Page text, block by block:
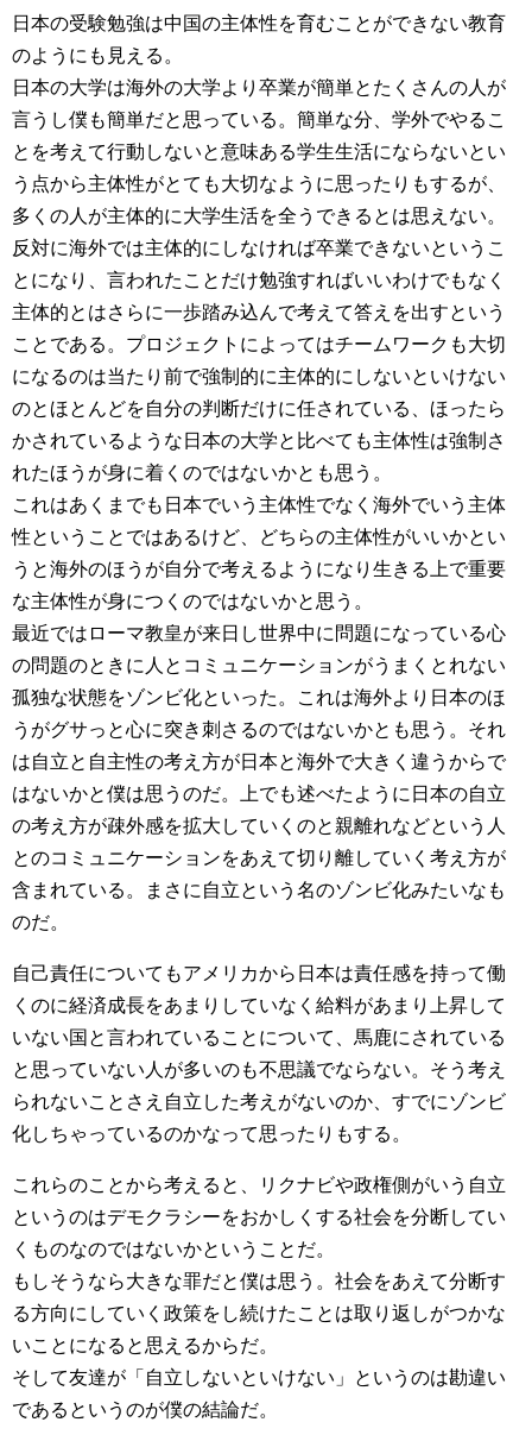
日本の受験勉強は中国の主体性を育むことができない教育
のようにも見える。
日本の大学は海外の大学より卒業が簡単とたくさんの人が
言うし僕も簡単だと思っている。簡単な分、学外でやるこ
とを考えて行動しないと意味ある学生生活にならないとい
う点から主体性がとても大切なように思ったりもするが、
多くの人が主体的に大学生活を全うできるとは思えない。
反対に海外では主体的にしなければ卒業できないというこ
とになり、言われたことだけ勉強すればいいわけでもなく
主体的とはさらに一歩踏み込んで考えて答えを出すという
ことである。プロジェクトによってはチームワークも大切
になるのは当たり前で強制的に主体的にしないといけない
のとほとんどを自分の判断だけに任されている、ほったら
かされているような日本の大学と比べても主体性は強制さ
れたほうが身に着くのではないかとも思う。
これはあくまでも日本でいう主体性でなく海外でいう主体
性ということではあるけど、どちらの主体性がいいかとい
うと海外のほうが自分で考えるようになり生きる上で重要
な主体性が身につくのではないかと思う。
最近ではローマ教皇が来日し世界中に問題になっている心
の問題のときに人とコミュニケーションがうまくとれない
孤独な状態をゾンビ化といった。これは海外より日本のほ
うがグサっと心に突き刺さるのではないかとも思う。それ
は自立と自主性の考え方が日本と海外で大きく違うからで
はないかと僕は思うのだ。上でも述べたように日本の自立
の考え方が疎外感を拡大していくのと親離れなどという人
とのコミュニケーションをあえて切り離していく考え方が
含まれている。まさに自立という名のゾンビ化みたいなも
のだ。
自己責任についてもアメリカから日本は責任感を持って働
くのに経済成長をあまりしていなく給料があまり上昇して
いない国と言われていることについて、馬鹿にされている
と思っていない人が多いのも不思議でならない。そう考え
られないことさえ自立した考えがないのか、すでにゾンビ
化しちゃっているのかなって思ったりもする。
これらのことから考えると、リクナビや政権側がいう自立
というのはデモクラシーをおかしくする社会を分断してい
くものなのではないかということだ。
もしそうなら大きな罪だと僕は思う。社会をあえて分断す
る方向にしていく政策をし続けたことは取り返しがつかな
いことになると思えるからだ。
そして友達が「自立しないといけない」というのは勘違い
であるというのが僕の結論だ。